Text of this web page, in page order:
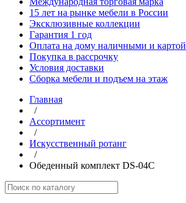
15 лет на рынке мебели в России
Эксклюзивные коллекции
Гарантия 1 год
Оплата на дому наличными и картой
Покупка в рассрочку
Условия доставки
Сборка мебели и подъем на этаж
Главная
/
Aссортимент
/
Искусственный ротанг
/
Обеденный комплект DS-04C